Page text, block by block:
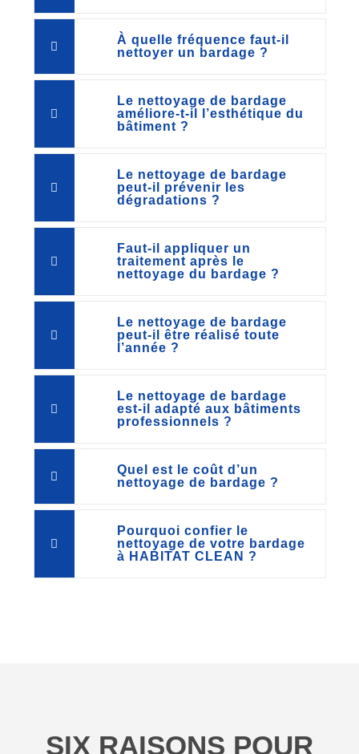
À quelle fréquence faut-il
nettoyer un bardage ?
Le nettoyage de bardage
améliore-t-il l’esthétique du
bâtiment ?
Le nettoyage de bardage
peut-il prévenir les
dégradations ?
Faut-il appliquer un
traitement après le
nettoyage du bardage ?
Le nettoyage de bardage
peut-il être réalisé toute
l’année ?
Le nettoyage de bardage
est-il adapté aux bâtiments
professionnels ?
Quel est le coût d’un
nettoyage de bardage ?
Pourquoi confier le
nettoyage de votre bardage
à HABITAT CLEAN ?
SIX RAISONS POUR